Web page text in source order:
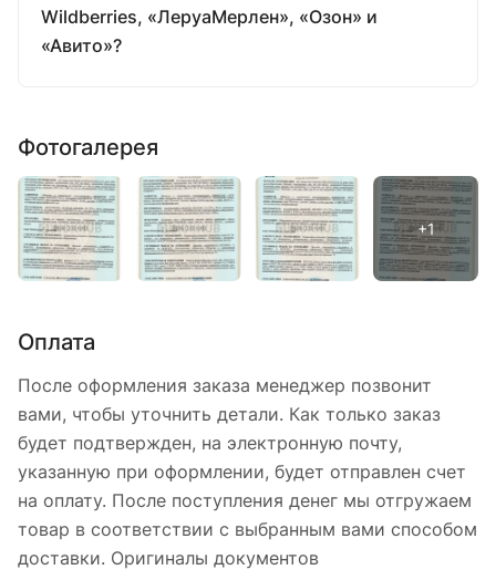
Wildberries, «ЛеруаМерлен», «Озон» и
«Авито»?
Фотогалерея
Оплата
После оформления заказа менеджер позвонит
вами, чтобы уточнить детали. Как только заказ
будет подтвержден, на электронную почту,
указанную при оформлении, будет отправлен счет
на оплату. После поступления денег мы отгружаем
товар в соответствии с выбранным вами способом
доставки. Оригиналы документов